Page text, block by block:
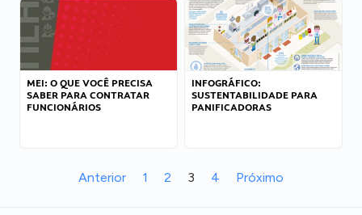
MEI: O QUE VOCÊ PRECISA
SABER PARA CONTRATAR
FUNCIONÁRIOS
INFOGRÁFICO:
SUSTENTABILIDADE PARA
PANIFICADORAS
Anterior 1 2 3 4 Próximo